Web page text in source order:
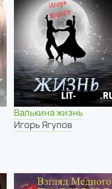
Валькина жизнь
Игорь Ягупов